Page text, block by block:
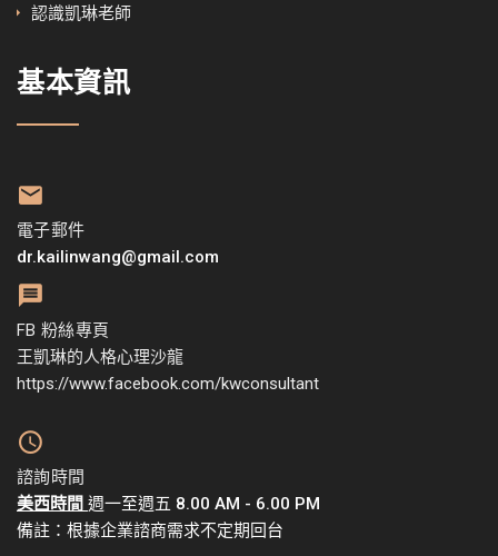
認識凱琳老師
基本資訊
電子郵件
dr.kailinwang@gmail.com
FB 粉絲專頁
王凱琳的人格心理沙龍
https://www.facebook.com/kwconsultant
諮詢時間
美西時間 週一至週五 8.00 AM - 6.00 PM
備註：根據企業諮商需求不定期回台